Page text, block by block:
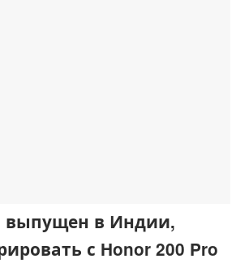
выпущен в Индии,
с Honor 200 Pro